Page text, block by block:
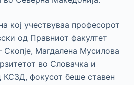
кој учествуваа професорот
од Правниот факултет
Скопје, Магдалена Мусилова
во Словачка и
КСЗД, фокусот беше ставен